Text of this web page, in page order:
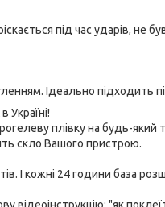
під час ударів, не
Ідеально підходить
Україні!
плівку на будь-
скло Вашого пристрою.
І кожні 24 години база